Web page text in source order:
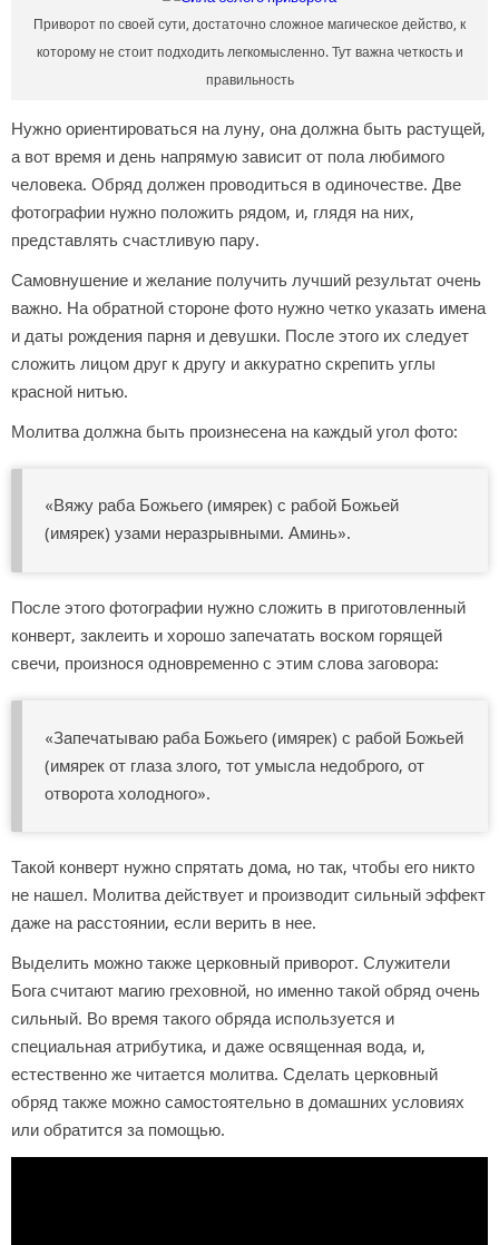
Приворот по своей сути, достаточно сложное магическое действо, к
которому не стоит подходить легкомысленно. Тут важна четкость и
правильность
Нужно ориентироваться на луну, она должна быть растущей,
а вот время и день напрямую зависит от пола любимого
человека. Обряд должен проводиться в одиночестве. Две
фотографии нужно положить рядом, и, глядя на них,
представлять счастливую пару.
Самовнушение и желание получить лучший результат очень
важно. На обратной стороне фото нужно четко указать имена
и даты рождения парня и девушки. После этого их следует
сложить лицом друг к другу и аккуратно скрепить углы
красной нитью.
Молитва должна быть произнесена на каждый угол фото:
«Вяжу раба Божьего (имярек) с рабой Божьей
(имярек) узами неразрывными. Аминь».
После этого фотографии нужно сложить в приготовленный
конверт, заклеить и хорошо запечатать воском горящей
свечи, произнося одновременно с этим слова заговора:
«Запечатываю раба Божьего (имярек) с рабой Божьей
(имярек от глаза злого, тот умысла недоброго, от
отворота холодного».
Такой конверт нужно спрятать дома, но так, чтобы его никто
не нашел. Молитва действует и производит сильный эффект
даже на расстоянии, если верить в нее.
Выделить можно также церковный приворот. Служители
Бога считают магию греховной, но именно такой обряд очень
сильный. Во время такого обряда используется и
специальная атрибутика, и даже освященная вода, и,
естественно же читается молитва. Сделать церковный
обряд также можно самостоятельно в домашних условиях
или обратится за помощью.